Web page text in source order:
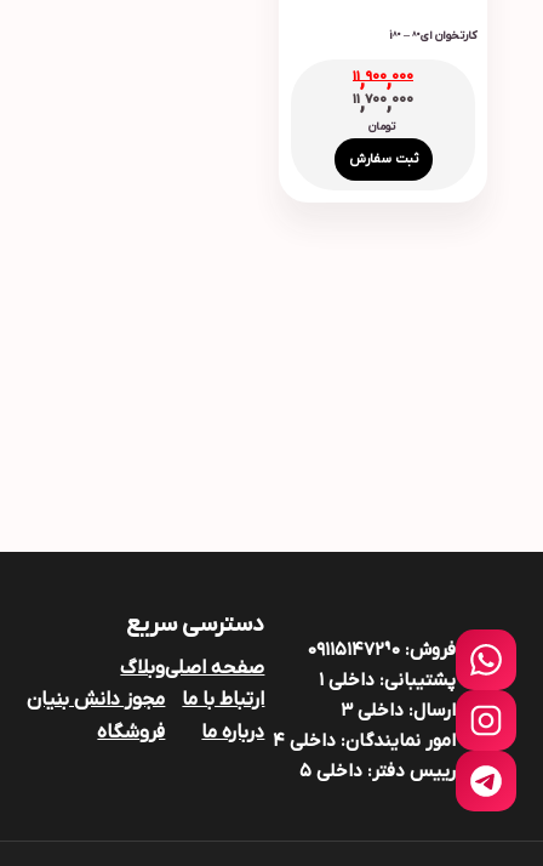
کارتخوان ای80 – i80
ثبت سفارش
11,900,000
11,700,000
تومان
فروش: ۰۹۱۱۵۱۴۷۲9۰
پشتیبانی: داخلی ۱
ارسال: داخلی ۳
امور نمایندگان: داخلی ۴
رییس دفتر: داخلی ۵
دسترسی سریع
صفحه اصلی
ارتباط با ما
درباره ما
وبلاگ
مجوز دانش بنیان
فروشگاه